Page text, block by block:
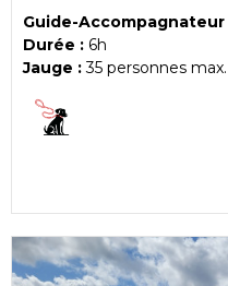
Guide-Accompagnateur
Durée : 6h
Jauge : 35 personnes max.